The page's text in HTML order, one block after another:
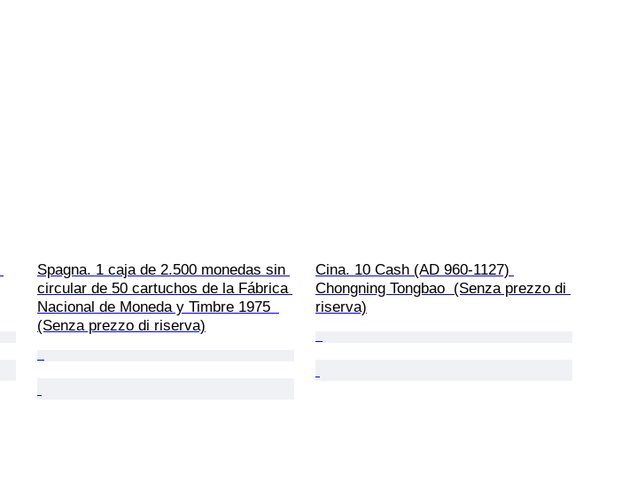
Spagna. 1 caja de 2.500 monedas sin
circular de 50 cartuchos de la Fábrica
Nacional de Moneda y Timbre 1975
(Senza prezzo di riserva)
Cina. 10 Cash (AD 960-1127)
Chongning Tongbao  (Senza prezzo di
riserva)